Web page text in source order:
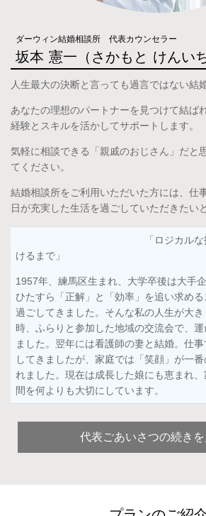
ダーウィン結婚相談所 代表カウンセラー
坂本 憲一 （さかもと けんいち
人生最大の決断と言っても過言ではない結婚
あなたの理想のパートナーを見つけて結ば
経験とスキルを活かしてサポートします。
気軽に相談できる「親戚のおじさん」だと
てください。
結婚相談所をご利用いただいた方には、仕
日が充実した生活を過ごしていただきたい
「ロジカルな技術者が
けるまで」
1957年、練馬区生まれ、大学卒後は大手
ひたすら「正解」と「効率」を追い求め
過ごしてきました。そんな私の人生が大
時、ふらりと参加した地域の交流会で、
ました。翌年には看護師の妻と結婚。仕
してきましたが、家庭では「笑顔」が一
れました。現在は成長した娘にも恵まれ
間を何よりも大切にしています。
代表ごあいさつの続きを